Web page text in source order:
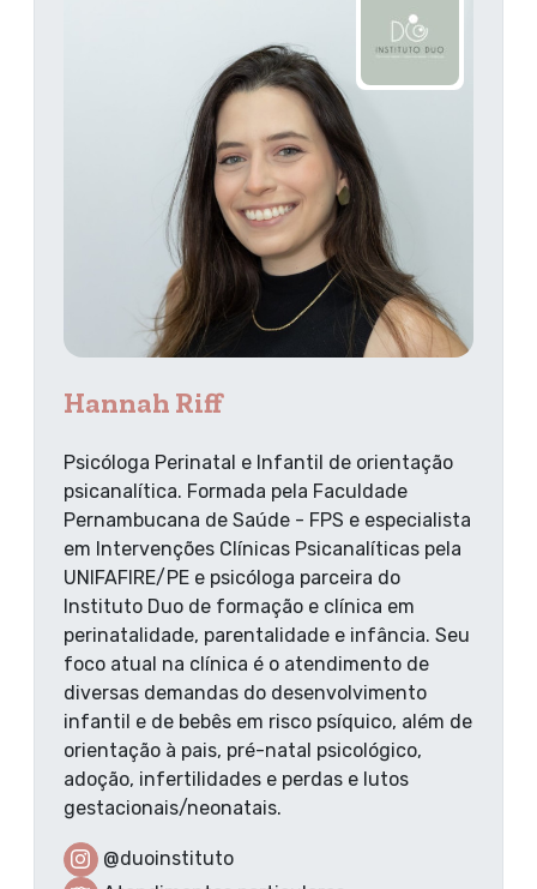
Hannah Riff
Psicóloga Perinatal e Infantil de orientação
psicanalítica. Formada pela Faculdade
Pernambucana de Saúde - FPS e especialista
em Intervenções Clínicas Psicanalíticas pela
UNIFAFIRE/PE e psicóloga parceira do
Instituto Duo de formação e clínica em
perinatalidade, parentalidade e infância. Seu
foco atual na clínica é o atendimento de
diversas demandas do desenvolvimento
infantil e de bebês em risco psíquico, além de
orientação à pais, pré-natal psicológico,
adoção, infertilidades e perdas e lutos
gestacionais/neonatais.
@duoinstituto